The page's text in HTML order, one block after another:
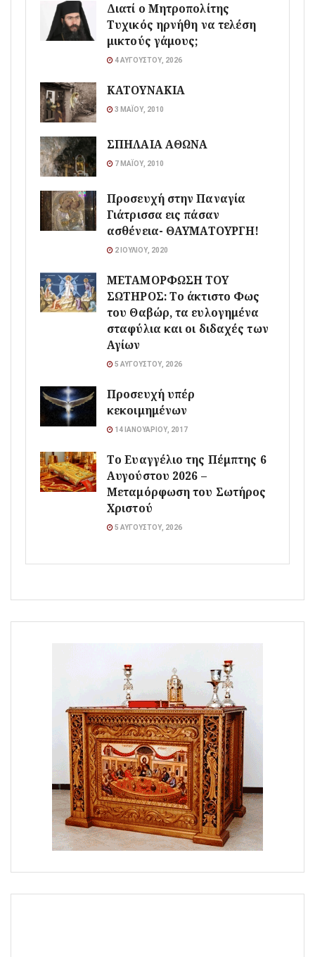
Διατί ο Μητροπολίτης
Τυχικός ηρνήθη να τελέση
μικτούς γάμους;
4 ΑΥΓΟΎΣΤΟΥ, 2026
ΚΑΤΟΥΝΑΚΙΑ
3 ΜΑΪ́ΟΥ, 2010
ΣΠΗΛΑΙΑ ΑΘΩΝΑ
7 ΜΑΪ́ΟΥ, 2010
Προσευχή στην Παναγία
Γιάτρισσα εις πάσαν
ασθένεια- ΘΑΥΜΑΤΟΥΡΓΗ!
2 ΙΟΥΛΊΟΥ, 2020
ΜΕΤΑΜΟΡΦΩΣΗ ΤΟΥ
ΣΩΤΗΡΟΣ: Το άκτιστο Φως
του Θαβώρ, τα ευλογημένα
σταφύλια και οι διδαχές των
Αγίων
5 ΑΥΓΟΎΣΤΟΥ, 2026
Προσευχή υπέρ
κεκοιμημένων
14 ΙΑΝΟΥΑΡΊΟΥ, 2017
Το Ευαγγέλιο της Πέμπτης 6
Αυγούστου 2026 –
Μεταμόρφωση του Σωτήρος
Χριστού
5 ΑΥΓΟΎΣΤΟΥ, 2026